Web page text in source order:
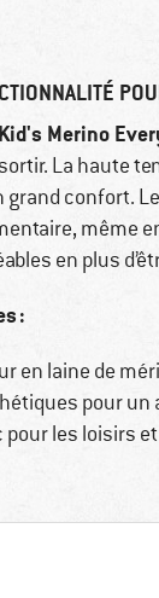
Kid's Merino
La haute
grand confort.
même
en plus
:
en laine de
pour un
pour les loisirs